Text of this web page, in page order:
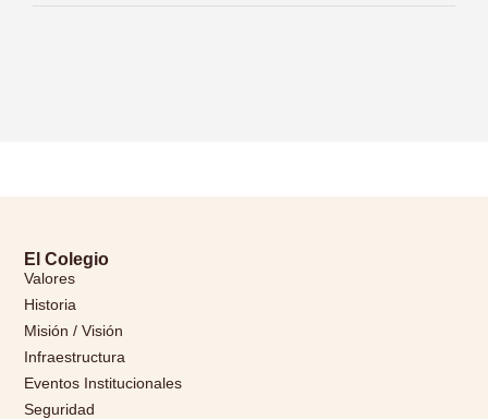
El Colegio
Valores
Historia
Misión / Visión
Infraestructura
Eventos Institucionales
Seguridad